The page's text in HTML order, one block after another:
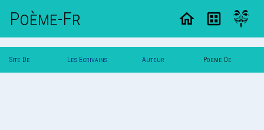
Poème-Fr
Site De Les Ecrivains Auteur Poeme De